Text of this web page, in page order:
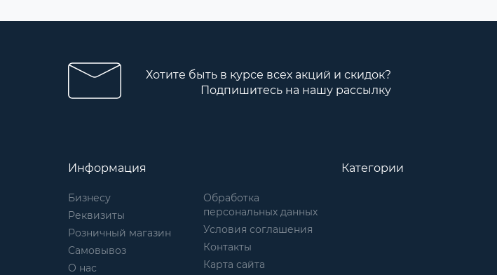
Хотите быть в курсе всех акций и скидок?
Подпишитесь на нашу рассылку
Информация
Бизнесу
Реквизиты
Розничный магазин
Самовывоз
О нас
Обработка
персональных данных
Условия соглашения
Контакты
Карта сайта
Категории